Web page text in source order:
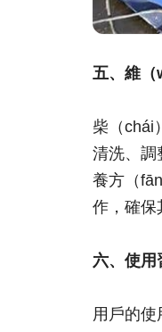
五、維（
柴（chái
清洗、調
養方（
作，確保
六、使
用戶的使